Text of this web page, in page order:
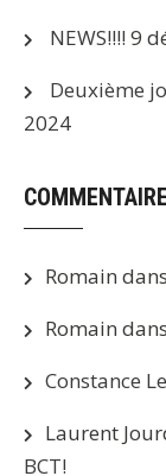
NEWS!!!! 9
Deuxième
2024
Romain dans
Romain dans
Constance
Laurent
BCT!